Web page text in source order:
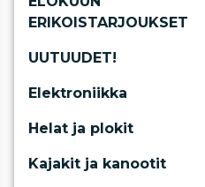
ERIKOISTARJOUKSET
UUTUUDET!
Elektroniikka
Helat ja plokit
Kajakit ja kanootit